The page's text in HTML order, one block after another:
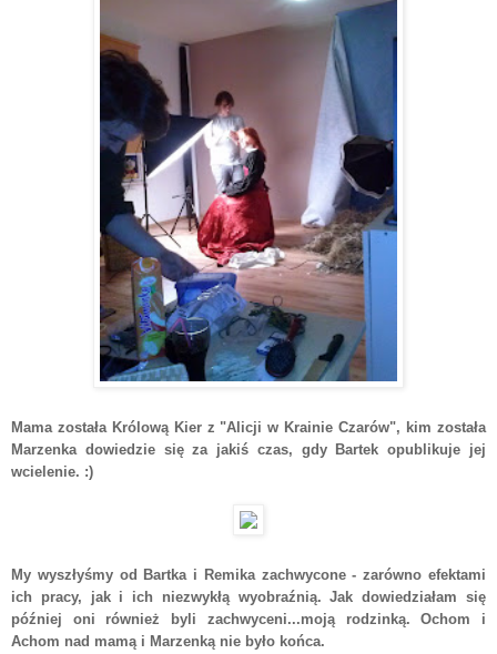
Mama została Królową Kier z "Alicji w Krainie Czarów", kim została
Marzenka dowiedzie się za jakiś czas, gdy Bartek opublikuje jej
wcielenie. :)
My wyszłyśmy od Bartka i Remika zachwycone - zarówno efektami
ich pracy, jak i ich niezwykłą wyobraźnią. Jak dowiedziałam się
później oni również byli zachwyceni...moją rodzinką. Ochom i
Achom nad mamą i Marzenką nie było końca.